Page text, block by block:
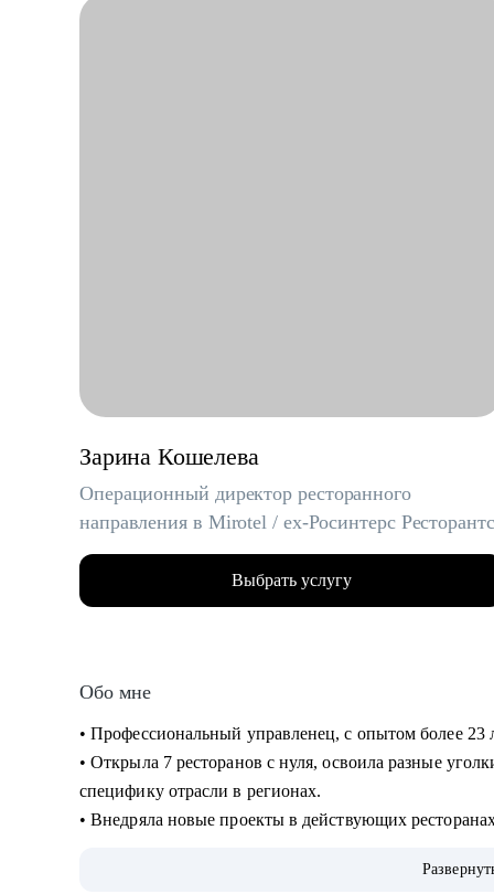
Зарина Кошелева
Операционный директор ресторанного
направления в Mirotel / ex-Росинтерс Ресторантс
Выбрать услугу
Обо мне
• Профессиональный управленец, с опытом более 23
• Открыла 7 ресторанов с нуля, освоила разные
специфику отрасли в регионах.
• Внедряла новые проекты в действующих
• Вырастила и отправила во взрослую жизнь более